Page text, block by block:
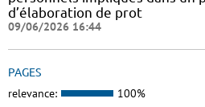
d’élaboration de prot
09/06/2026 16:44
PAGES
relevance: 100%